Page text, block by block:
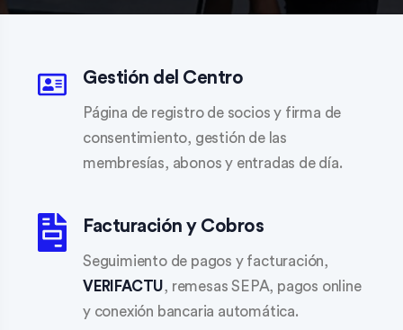
Gestión del Centro
Página de registro de socios y firma de
consentimiento, gestión de las
membresías, abonos y entradas de día.
Facturación y Cobros
Seguimiento de pagos y facturación,
VERIFACTU, remesas SEPA, pagos online
y conexión bancaria automática.